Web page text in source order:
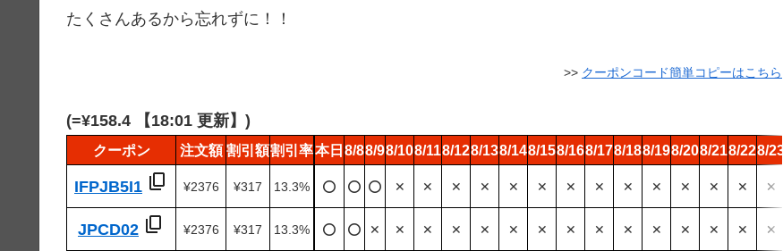
たくさんあるから忘れずに！！
>> クーポンコード簡単コピーはこちら
(=¥158.4 【18:01 更新】)
クーポン 注文額 割引額割引率
IFPJB5I1 ¥2376 ¥317 13.3%
JPCD02 ¥2376 ¥317 13.3%
本日 8/88/98/108/118/128/138/148/158/168/178/188/198/208/218/228/23
⭕️ ⭕️ ⭕️ ✕ ✕ ✕ ✕ ✕ ✕ ✕ ✕ ✕ ✕ ✕ ✕ ✕ ✕
⭕️ ⭕️ ✕ ✕ ✕ ✕ ✕ ✕ ✕ ✕ ✕ ✕ ✕ ✕ ✕ ✕ ✕